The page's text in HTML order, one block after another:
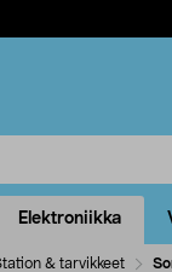
Elektroniikka
& tarvikkeet